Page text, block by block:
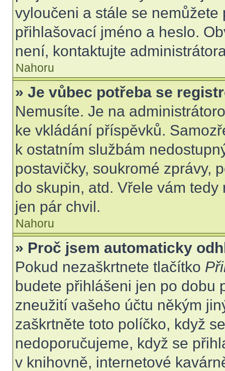
vyloučeni a stále se
přihlašovací jméno a heslo.
není, kontaktujte
Nahoru
» Je vůbec potřeba se
Nemusíte. Je na
ke vkládání příspěvků.
k ostatním službám
postavičky, soukromé zprávy,
do skupin, atd. Vřele vám
jen pár chvil.
Nahoru
» Proč jsem automaticky
Pokud nezaškrtnete tlačítko
budete přihlášeni jen po dobu
zneužití vašeho účtu někým
zaškrtněte toto políčko, když
nedoporučujeme, když se
v knihovně, internetové